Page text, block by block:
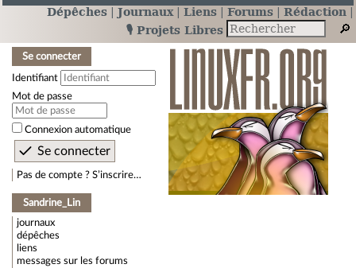
Dépêches Journaux Liens Forums
Rédaction
🎙️ Projets Libres
Se connecter
Identifiant
Mot de passe
Connexion automatique
Pas de compte ? S’inscrire…
Sandrine_Lin
journaux
dépêches
liens
messages sur les forums